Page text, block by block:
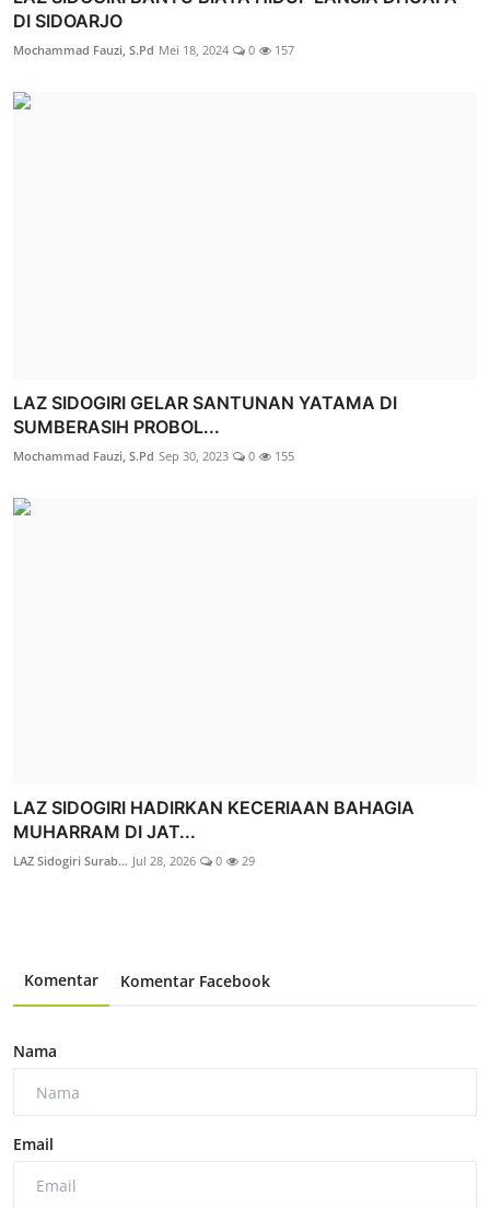
DI SIDOARJO
Mochammad Fauzi, S.Pd Mei 18, 2024 0 157
LAZ SIDOGIRI GELAR SANTUNAN YATAMA DI
SUMBERASIH PROBOL...
Mochammad Fauzi, S.Pd Sep 30, 2023 0 155
LAZ SIDOGIRI HADIRKAN KECERIAAN BAHAGIA
MUHARRAM DI JAT...
LAZ Sidogiri Surab... Jul 28, 2026 0 29
Komentar Komentar Facebook
Nama
Email